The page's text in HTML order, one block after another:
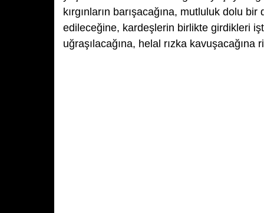
kırgınların barışacağına, mutluluk dolu
edileceğine, kardeşlerin birlikte girdikleri
uğraşılacağına, helal rızka kavuşacağına